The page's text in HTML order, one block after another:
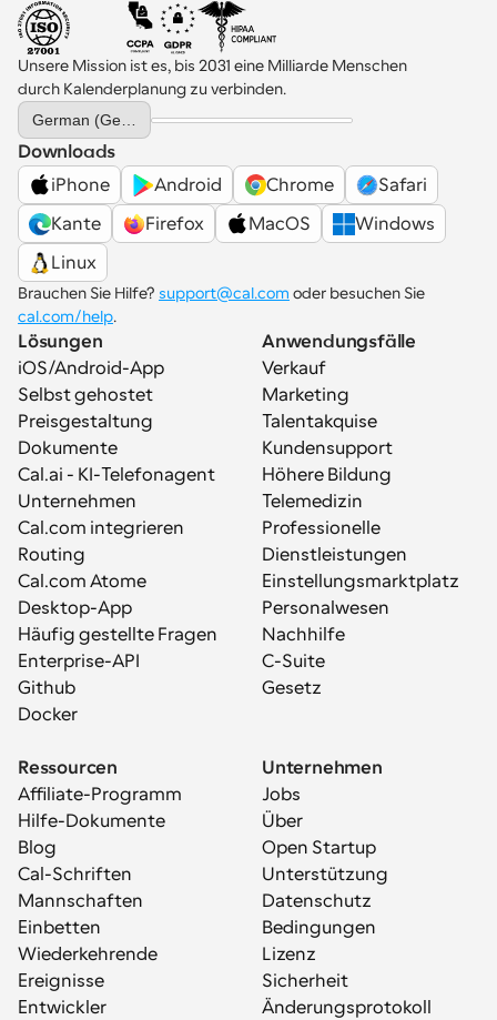
Unsere Mission ist es, bis 2031 eine Milliarde Menschen
durch Kalenderplanung zu verbinden.
Select Language
Downloads
iPhone
Android Chrome
Safari
Kante
Firefox MacOS
Windows
Linux
Brauchen Sie Hilfe? support@cal.com
cal.com/help.
Lösungen
iOS/Android-App
Selbst gehostet
Preisgestaltung
Dokumente
Cal.ai - KI-Telefonagent
Unternehmen
Cal.com integrieren
Routing
Cal.com Atome
Desktop-App
Häufig gestellte Fragen
Enterprise-API
Github
Docker
Anwendungsfälle
Verkauf
Marketing
Talentakquise
Kundensupport
Höhere Bildung
Telemedizin
Professionelle
Dienstleistungen
Einstellungsmarktplatz
Personalwesen
Nachhilfe
C-Suite
Gesetz
Ressourcen
Affiliate-Programm
Hilfe-Dokumente
Blog
Cal-Schriften
Mannschaften
Einbetten
Wiederkehrende
Ereignisse
Entwickler
Unternehmen
Jobs
Über
Open Startup
Unterstützung
Datenschutz
Bedingungen
Lizenz
Sicherheit
Änderungsprotokoll